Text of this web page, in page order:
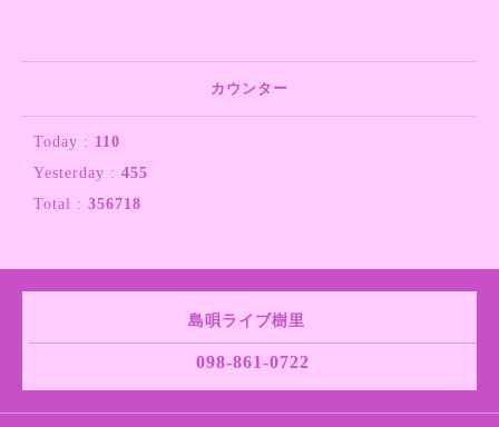
カウンター
Today : 110
Yesterday : 455
Total : 356718
島唄ライブ樹里
098-861-0722